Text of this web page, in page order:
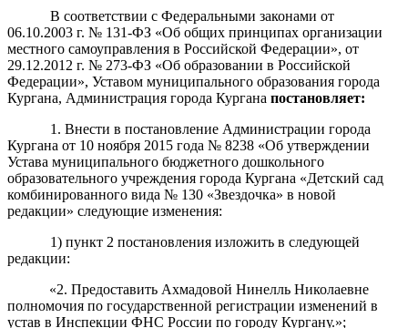
В соответствии с Федеральными законами от
06.10.2003 г. № 131-ФЗ «Об общих принципах организации
местного самоуправления в Российской Федерации», от
29.12.2012 г. № 273-ФЗ «Об образовании в Российской
Федерации», Уставом муниципального образования города
Кургана, Администрация города Кургана постановляет:
1. Внести в постановление Администрации города
Кургана от 10 ноября 2015 года № 8238 «Об утверждении
Устава муниципального бюджетного дошкольного
образовательного учреждения города Кургана «Детский сад
комбинированного вида № 130 «Звездочка» в новой
редакции» следующие изменения:
1) пункт 2 постановления изложить в следующей
редакции:
«2. Предоставить Ахмадовой Нинелль Николаевне
полномочия по государственной регистрации изменений в
устав в Инспекции ФНС России по городу Кургану.»;